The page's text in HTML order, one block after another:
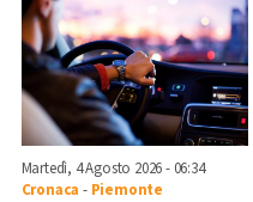
Martedì, 4 Agosto 2026 - 06:34
Cronaca - Piemonte